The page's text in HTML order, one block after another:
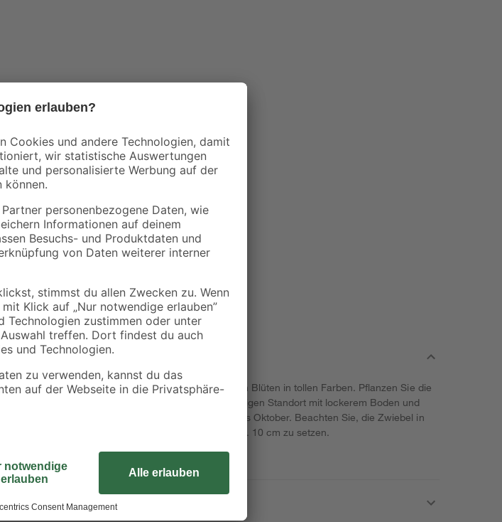
Die Dahlie ist eine Pflanze mit eleganten, dichten Blüten in tollen Farben. Pflanzen Sie die
Blumenzwiebel von toom ab April an einen sonnigen Standort mit lockerem Boden und
erfreuen Sie sich an der Blütenpracht von Juli bis Oktober. Beachten Sie, die Zwiebel in
einem Abstand von 40 cm bei einer Tiefe von ca. 10 cm zu setzen.